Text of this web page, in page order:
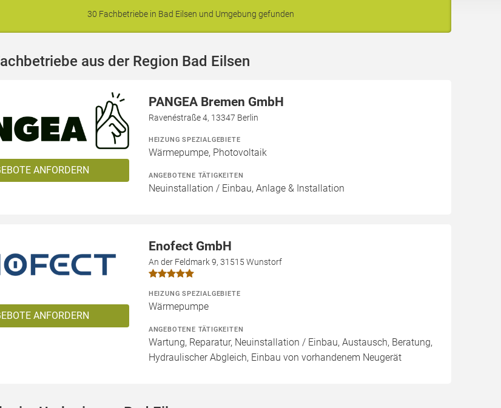
30 Fachbetriebe in Bad Eilsen und Umgebung gefunden
aus der Region Bad Eilsen
ANFORDERN
PANGEA Bremen GmbH
Ravenéstraße 4, 13347 Berlin
HEIZUNG SPEZIALGEBIETE
Wärmepumpe, Photovoltaik
ANGEBOTENE TÄTIGKEITEN
Neuinstallation / Einbau, Anlage & Installation
ANFORDERN
Enofect GmbH
An der Feldmark 9, 31515 Wunstorf
HEIZUNG SPEZIALGEBIETE
Wärmepumpe
ANGEBOTENE TÄTIGKEITEN
Wartung, Reparatur, Neuinstallation / Einbau, Austausch, Beratung,
Hydraulischer Abgleich, Einbau von vorhandenem Neugerät